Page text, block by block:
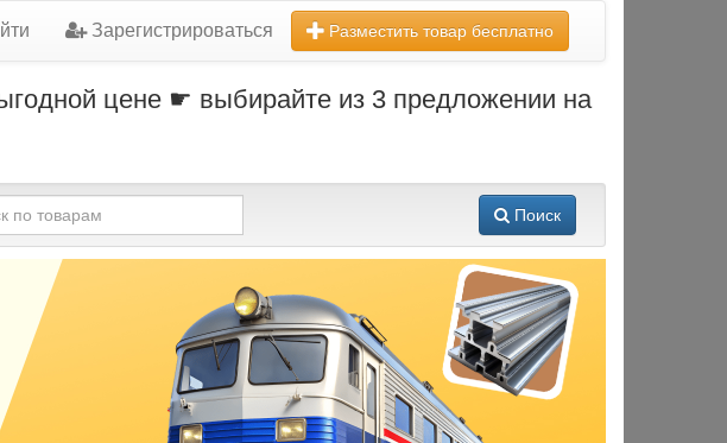
Зарегистрироваться Разместить товар бесплатно
цене ☛ выбирайте из 3 предложении на
Поиск